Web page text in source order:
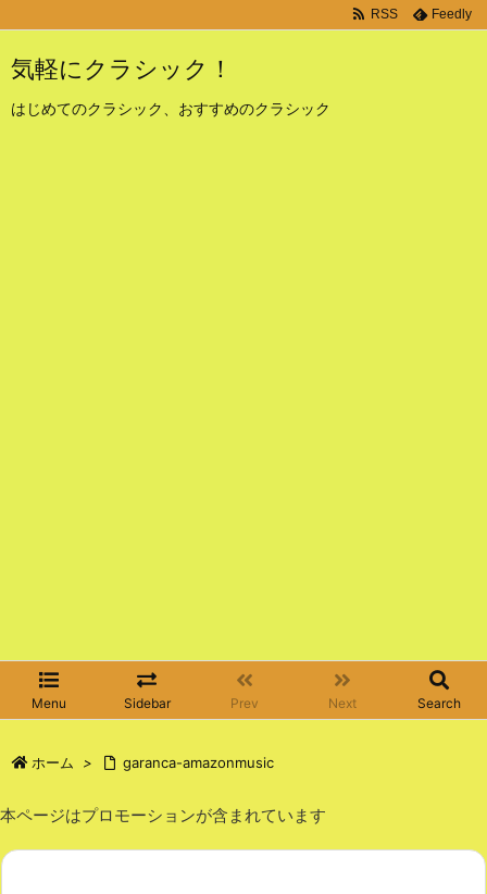
気軽にクラシック！
はじめてのクラシック、おすすめのクラシック
Menu Sidebar Prev Next Search
RSS Feedly
ホーム > garanca-amazonmusic
本ページはプロモーションが含まれています